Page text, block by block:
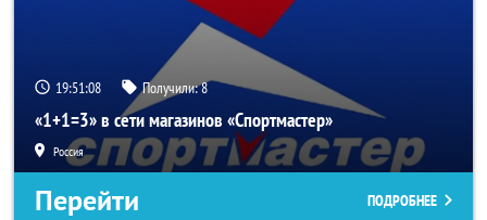
19:51:06 Получили:8
«1+1=3» в сети магазинов «Спортмастер»
Россия
Перейти ПОДРОБНЕЕ